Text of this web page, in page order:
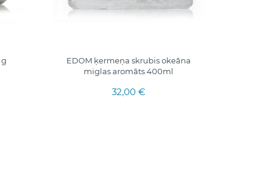
EDOM ķermeņa skrubis okeāna
miglas aromāts 400ml
32,00 €